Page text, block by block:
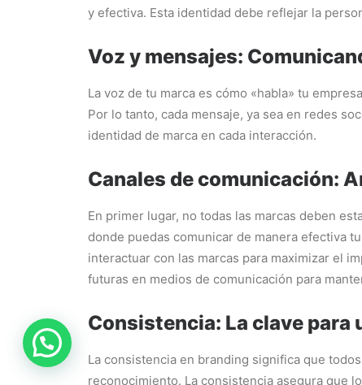
y efectiva. Esta identidad debe reflejar la
Voz y mensajes:
La voz de tu marca es cómo «habla» tu
Por lo tanto, cada mensaje, ya sea en redes
identidad de marca en cada interacción.
Canales de comunicación:
En primer lugar, no todas las marcas deben
donde puedas comunicar de manera efectiva
interactuar con las marcas para maximizar el
futuras en medios de comunicación para
Consistencia: La clave para
La consistencia en branding significa que
reconocimiento. La consistencia asegura que